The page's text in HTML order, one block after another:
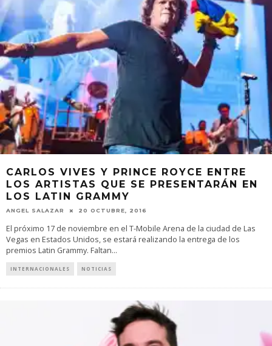
CARLOS VIVES Y PRINCE ROYCE ENTRE
LOS ARTISTAS QUE SE PRESENTARÁN EN
LOS LATIN GRAMMY
ANGEL SALAZAR 20 OCTUBRE, 2016
El próximo 17 de noviembre en el T-Mobile Arena de la ciudad de Las
Vegas en Estados Unidos, se estará realizando la entrega de los
premios Latin Grammy. Faltan...
INTERNACIONALES NOTICIAS